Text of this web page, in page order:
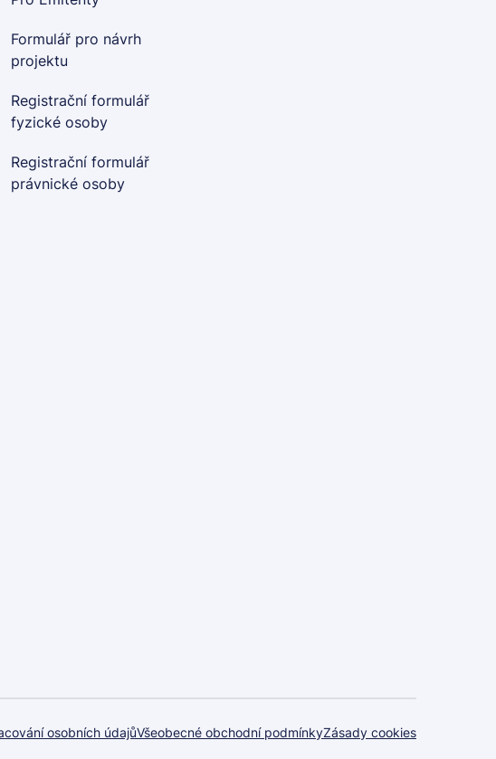
Formulář pro návrh
projektu
Registrační formulář
fyzické osoby
Registrační formulář
právnické osoby
osobních údajůVšeobecné obchodní podmínkyZásady cookies